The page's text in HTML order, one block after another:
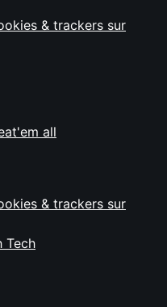
& trackers sur
all
& trackers sur
Tech